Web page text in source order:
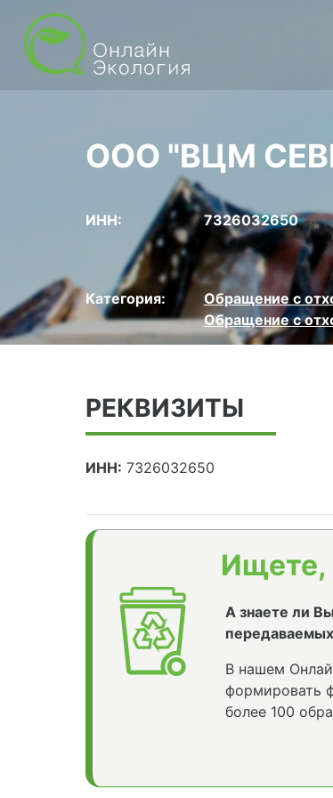
ООО "ВЦМ
ИНН: 7326032650
Категория: Обращение с
Обращение с
РЕКВИЗИТЫ
ИНН: 7326032650
Ищете,
А знаете ли
В нашем
формировать
более 100